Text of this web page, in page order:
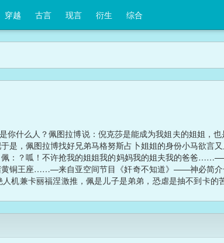
穿越 古言 现言 衍生 综合
你什么人？佩图拉博说：倪克莎是能成为我姐夫的姐姐，
是，佩图拉博找好兄弟马格努斯占卜姐姐的身份小马欲言
佩：？呱！不许抢我的姐姐我的妈妈我的姐夫我的爸爸
黄铜王座……—来自亚空间节目《奸奇不知道》——神必简
机兼卡丽福涅激推，佩是儿子是弟弟，恐虐是抽不到卡
锤被打死我也要摸到河豚……佩形象仅参考《奥林匹亚之
剧情全是某亚空